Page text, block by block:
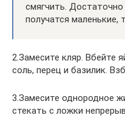
смягчить. Достаточно
получатся маленькие,
2.Замесите кляр. Вбейте
соль, перец и базилик.
3.Замесите однородное
стекать с ложки